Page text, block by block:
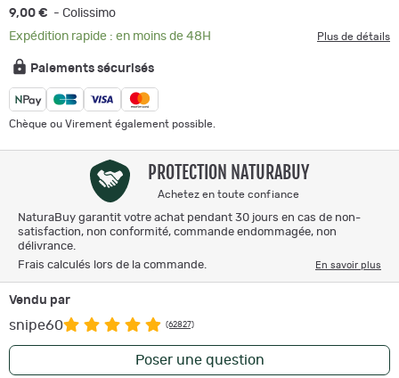
9,00 € - Colissimo
Expédition rapide : en moins de 48H
Plus de détails
Paiements sécurisés
Chèque ou Virement également possible.
PROTECTION NATURABUY
Achetez en toute confiance
NaturaBuy garantit votre achat pendant 30 jours en cas de non-
satisfaction, non conformité, commande endommagée, non
délivrance.
Frais calculés lors de la commande.
En savoir plus
Vendu par
snipe60 (62827)
Poser une question